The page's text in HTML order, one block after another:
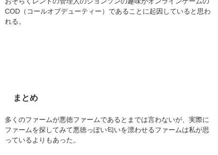
COD（コールオブデューティー）であることに起因していると思わ
れる。
まとめ
多くのファームが悪徳ファームであるとまでは言わないが、実際に
ファームを探してみて悪徳っぽい匂いを漂わせるファームは私が思
っているよりもあった。